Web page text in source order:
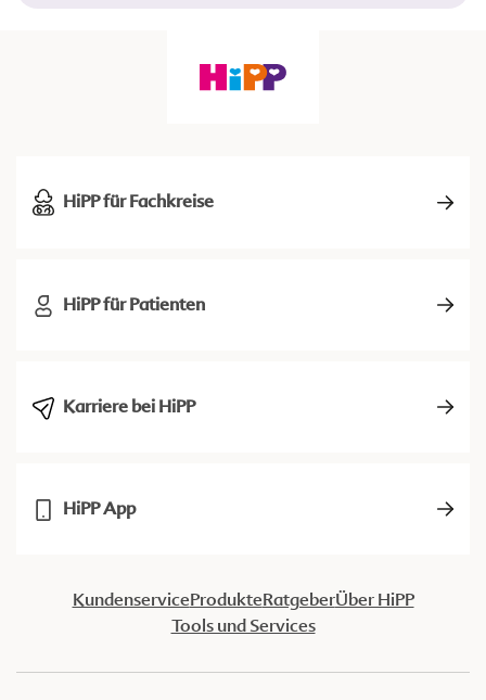
HiPP für Fachkreise
HiPP für Patienten
Karriere bei HiPP
HiPP App
KundenserviceProdukteRatgeberÜber HiPP
Tools und Services